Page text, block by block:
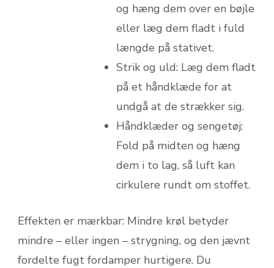
og hæng dem over en bøjle
eller læg dem fladt i fuld
længde på stativet.
Strik og uld: Læg dem fladt
på et håndklæde for at
undgå at de strækker sig.
Håndklæder og sengetøj:
Fold på midten og hæng
dem i to lag, så luft kan
cirkulere rundt om stoffet.
Effekten er mærkbar: Mindre krøl betyder
mindre – eller ingen – strygning, og den jævnt
fordelte fugt fordamper hurtigere. Du